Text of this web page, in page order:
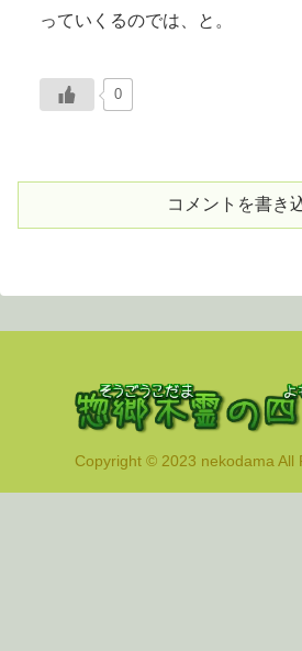
っていくるのでは、と。
0
コメントを書き
Copyright © 2023 nekodama All